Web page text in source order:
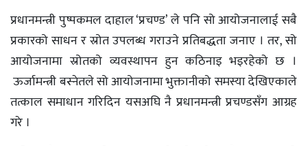
प्रधानमन्त्री पुष्पकमल दाहाल ‘प्रचण्ड’ ले पनि सो आयोजनालाई सबै
प्रकारको साधन र स्रोत उपलब्ध गराउने प्रतिबद्धता जनाए । तर, सो
आयोजनामा स्रोतको व्यवस्थापन हुन कठिनाइ भइरहेको छ ।
ऊर्जामन्त्री बस्नेतले सो आयोजनामा भुक्तानीको समस्या देखिएकाले
तत्काल समाधान गरिदिन यसअघि नै प्रधानमन्त्री प्रचण्डसँग आग्रह
गरे ।